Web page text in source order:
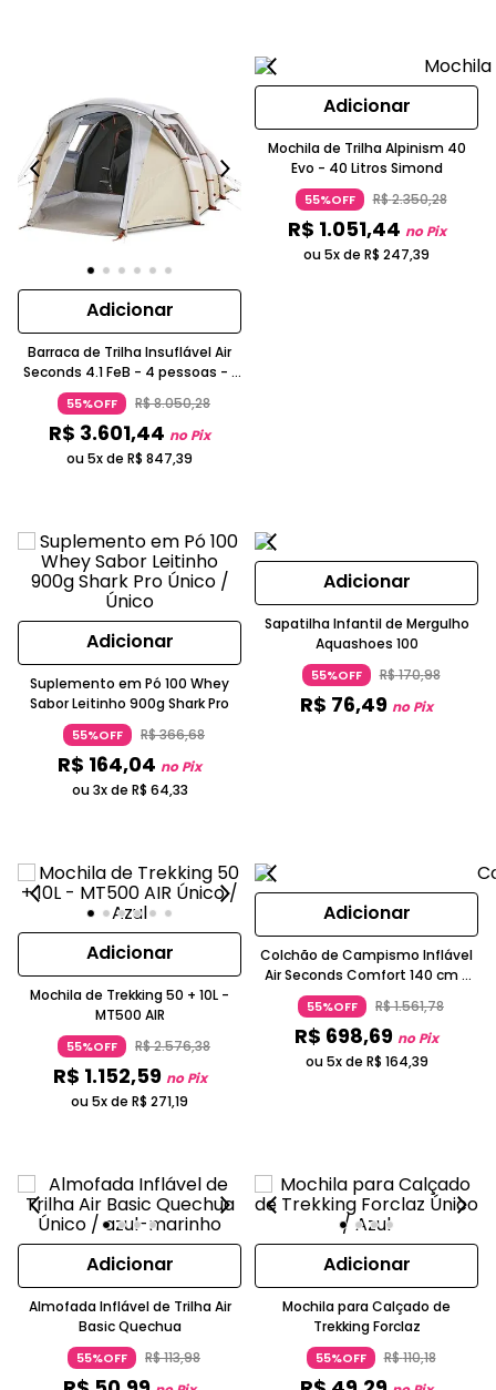
Adicionar
Barraca de Trilha Insuflável Air
Seconds 4.1 FeB - 4 pessoas - 1
quarto Quechua
55%OFF R$8.050,28
R$ 3.601,44 no Pix
ou 5x de R$ 847,39
Adicionar
Mochila de Trilha Alpinism 40
Evo - 40 Litros Simond
55%OFF R$2.350,28
R$ 1.051,44 no Pix
ou 5x de R$ 247,39
Adicionar
Suplemento em Pó 100 Whey
Sabor Leitinho 900g Shark Pro
55%OFF R$366,68
R$ 164,04 no Pix
ou 3x de R$ 64,33
Adicionar
Sapatilha Infantil de Mergulho
Aquashoes 100
55%OFF R$170,98
R$ 76,49 no Pix
Adicionar
Mochila de Trekking 50 + 10L -
MT500 AIR
55%OFF R$2.576,38
R$ 1.152,59 no Pix
ou 5x de R$ 271,19
Adicionar
Colchão de Campismo Inflável
Air Seconds Comfort 140 cm 2
Pessoas
55%OFF R$1.561,78
R$ 698,69 no Pix
ou 5x de R$ 164,39
Adicionar
Almofada Inflável de Trilha Air
Basic Quechua
55%OFF R$113,98
Adicionar
Mochila para Calçado de
Trekking Forclaz
55%OFF R$110,18